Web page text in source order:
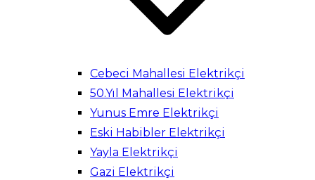
Cebeci Mahallesi Elektrikçi
50.Yıl Mahallesi Elektrikçi
Yunus Emre Elektrikçi
Eski Habibler Elektrikçi
Yayla Elektrikçi
Gazi Elektrikçi